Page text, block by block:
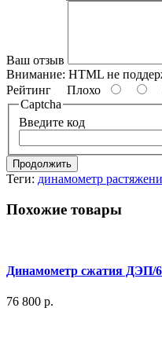
Ваш отзыв
Внимание: HTML не
Рейтинг Плохо
Captcha
Введите код
Продолжить
Теги: динамометр
Похожие товары
Динамометр сжатия ДЭП/
76 800 р.